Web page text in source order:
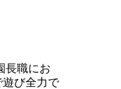
長職にお
遊び全力で